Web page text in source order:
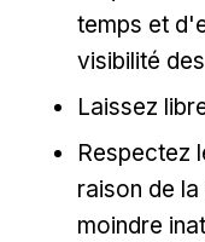
temps et
visibilité
Laissez
Respectez
raison de
moindre